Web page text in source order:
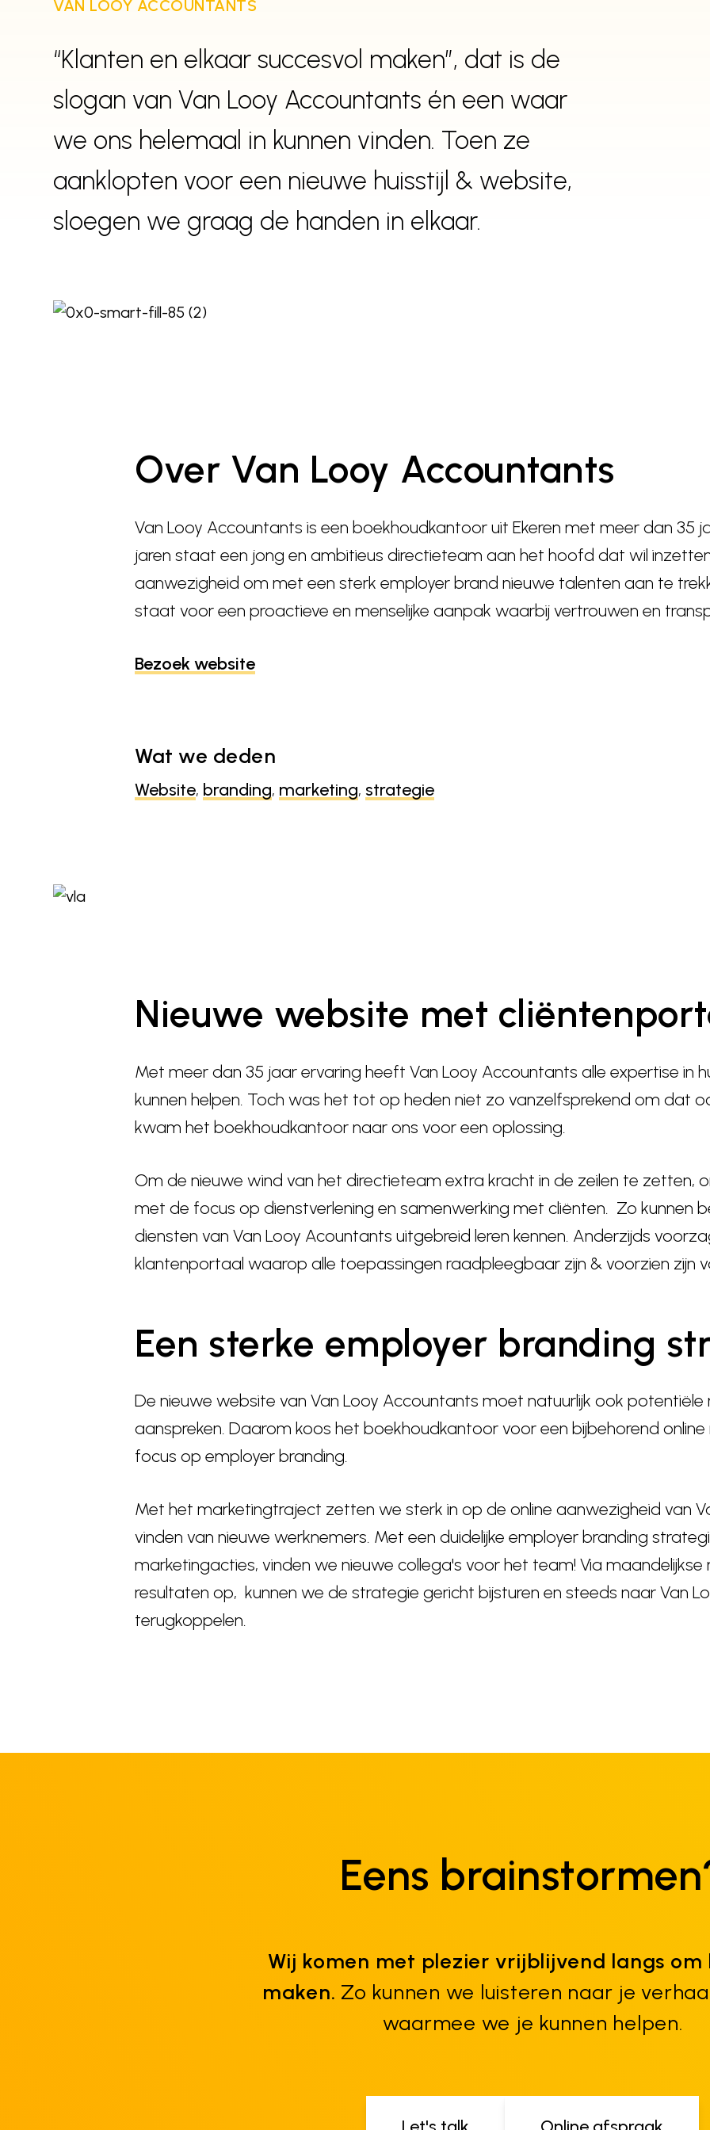
Stuur vrijblijvend een e-mail naar
work@innomedio.be
VAN LOOY ACCOUNTANTS
“Klanten en elkaar succesvol maken”, dat is de
slogan van Van Looy Accountants én een waar
we ons helemaal in kunnen vinden. Toen ze
aanklopten voor een nieuwe huisstijl & website,
sloegen we graag de handen in elkaar.
Over Van Looy Accountants
Van Looy Accountants is een boekhoudkantoor uit Ekeren met meer dan 35
jaren staat een jong en ambitieus directieteam aan het hoofd dat wil
aanwezigheid om met een sterk employer brand nieuwe talenten aan te
staat voor een proactieve en menselijke aanpak waarbij vertrouwen en
Bezoek website
Wat we deden
Website, branding, marketing, strategie
Nieuwe website met
Met meer dan 35 jaar ervaring heeft Van Looy Accountants alle expertise in
kunnen helpen. Toch was het tot op heden niet zo vanzelfsprekend om dat
kwam het boekhoudkantoor naar ons voor een oplossing.
Om de nieuwe wind van het directieteam extra kracht in de zeilen te zetten,
met de focus op dienstverlening en samenwerking met cliënten. Zo kunnen
diensten van Van Looy Acountants uitgebreid leren kennen. Anderzijds
klantenportaal waarop alle toepassingen raadpleegbaar zijn & voorzien zijn
Een sterke employer branding
De nieuwe website van Van Looy Accountants moet natuurlijk ook
aanspreken. Daarom koos het boekhoudkantoor voor een bijbehorend
focus op employer branding.
Met het marketingtraject zetten we sterk in op de online aanwezigheid van
vinden van nieuwe werknemers. Met een duidelijke employer branding
marketingacties, vinden we nieuwe collega's voor het team! Via
resultaten op, kunnen we de strategie gericht bijsturen en steeds naar Van
terugkoppelen.
Eens
Wij komen met plezier vrijblijvend langs om
maken. Zo kunnen we luisteren naar je
waarmee we je kunnen helpen.